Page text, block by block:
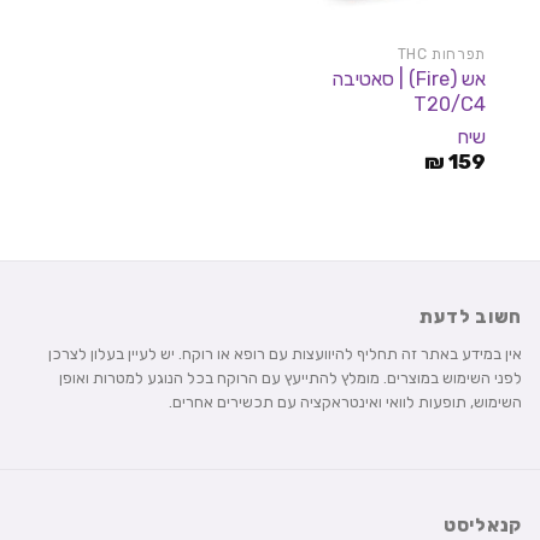
תפרחות THC
אש (Fire) | סאטיבה
T20/C4
שיח
159
₪
חשוב לדעת
אין במידע באתר זה תחליף להיוועצות עם רופא או רוקח. יש לעיין בעלון לצרכן
לפני השימוש במוצרים. מומלץ להתייעץ עם הרוקח בכל הנוגע למטרות ואופן
השימוש, תופעות לוואי ואינטראקציה עם תכשירים אחרים.
קנאליסט